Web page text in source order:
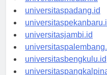
universitasmedan.id
universitaspadang.id
universitaspekanbaru.id
universitasjambi.id
universitasbengkulu.id